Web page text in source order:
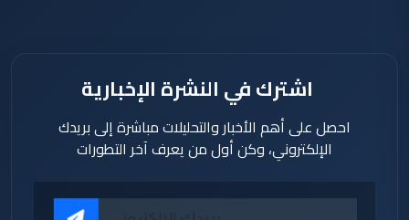
اشترك في النشرة الإخبارية
احصل على أهم الأخبار والتحليلات مباشرة إلى بريدك
الإلكتروني، وكن أول من يعرف آخر التطورات